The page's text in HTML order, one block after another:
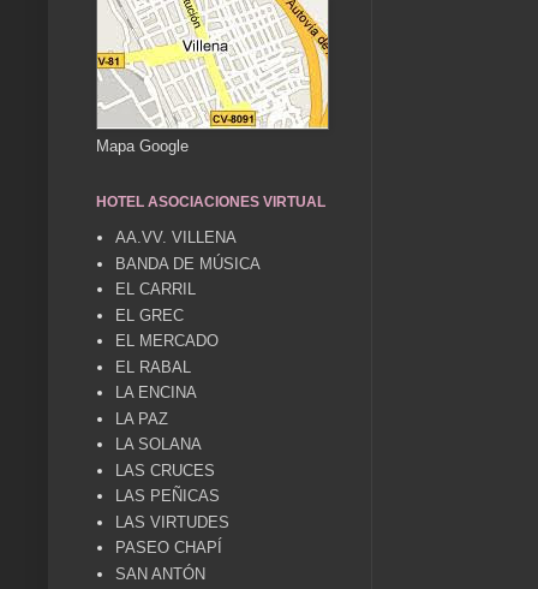
Mapa Google
HOTEL ASOCIACIONES VIRTUAL
AA.VV. VILLENA
BANDA DE MÚSICA
EL CARRIL
EL GREC
EL MERCADO
EL RABAL
LA ENCINA
LA PAZ
LA SOLANA
LAS CRUCES
LAS PEÑICAS
LAS VIRTUDES
PASEO CHAPÍ
SAN ANTÓN